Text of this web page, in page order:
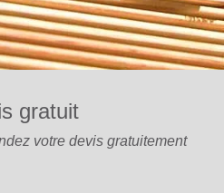
gratuit
votre devis gratuitement